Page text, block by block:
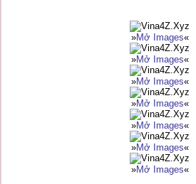
»Mở Images«
»Mở Images«
»Mở Images«
»Mở Images«
»Mở Images«
»Mở Images«
»Mở Images«